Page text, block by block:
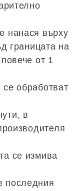
нанася върху
границата на
от 1
обработват
в
се измива
последния